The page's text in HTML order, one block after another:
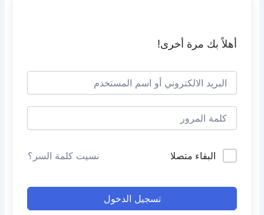
أهلاً بك مرة أخرى!
البقاء متصلا نسيت كلمة السر؟
تسجيل الدخول